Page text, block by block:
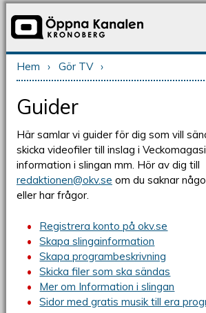
Du är här
Hem › Gör TV ›
Guider
Här samlar vi guider för dig som vill
skicka videofiler till inslag i
information i slingan mm. Hör av dig till
redaktionen@okv.se om du saknar
eller har frågor.
Registrera konto på okv.se
Skapa slingainformation
Skapa programbeskrivning
Skicka filer som ska sändas
Mer om Information i slingan
Sidor med gratis musik till era